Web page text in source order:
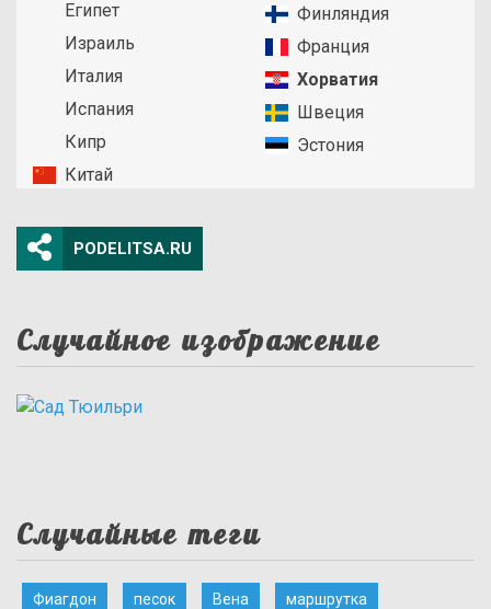
Египет
Израиль
Италия
Испания
Кипр
Китай
Финляндия
Франция
Хорватия
Швеция
Эстония
PODELITSA.RU
Случайное изображение
Случайные теги
Фиагдон песок Вена маршрутка